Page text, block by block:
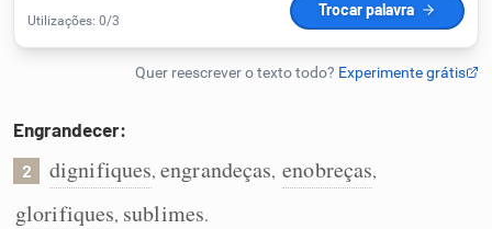
Humanizador de IA
Cata-letras
Conexões
Engrandecer:
2 dignifiques,engrandeças, enobreças,
glorifiques, sublimes.